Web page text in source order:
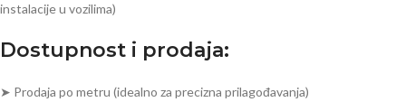
instalacije u vozilima)
Dostupnost i prodaja:
➤ Prodaja po metru (idealno za precizna prilagođavanja)